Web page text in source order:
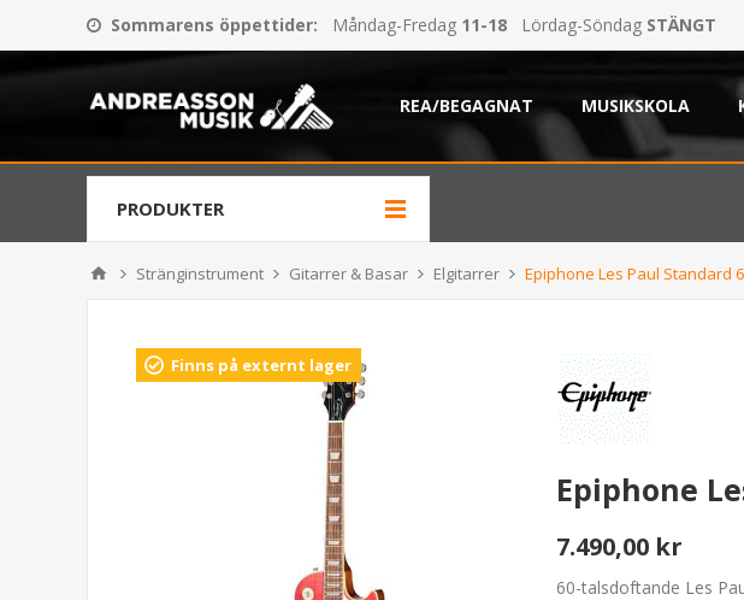
Sommarens öppettider: Måndag-Fredag 11-18 Lördag-Söndag STÄNGT
REA/BEGAGNAT MUSIKSKOLA
PRODUKTER
Stränginstrument Gitarrer & Basar Elgitarrer Epiphone Les Paul Standard
Finns på externt lager
Epiphone
7.490,00 kr
60-talsdoftande Les